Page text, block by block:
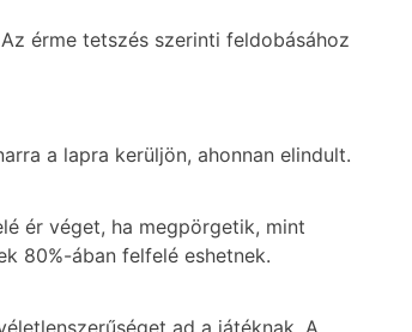
érme tetszés szerinti feldobásához
a lapra kerüljön, ahonnan elindult.
ér véget, ha megpörgetik, mint
80%-ában felfelé eshetnek.
ad a játéknak. A